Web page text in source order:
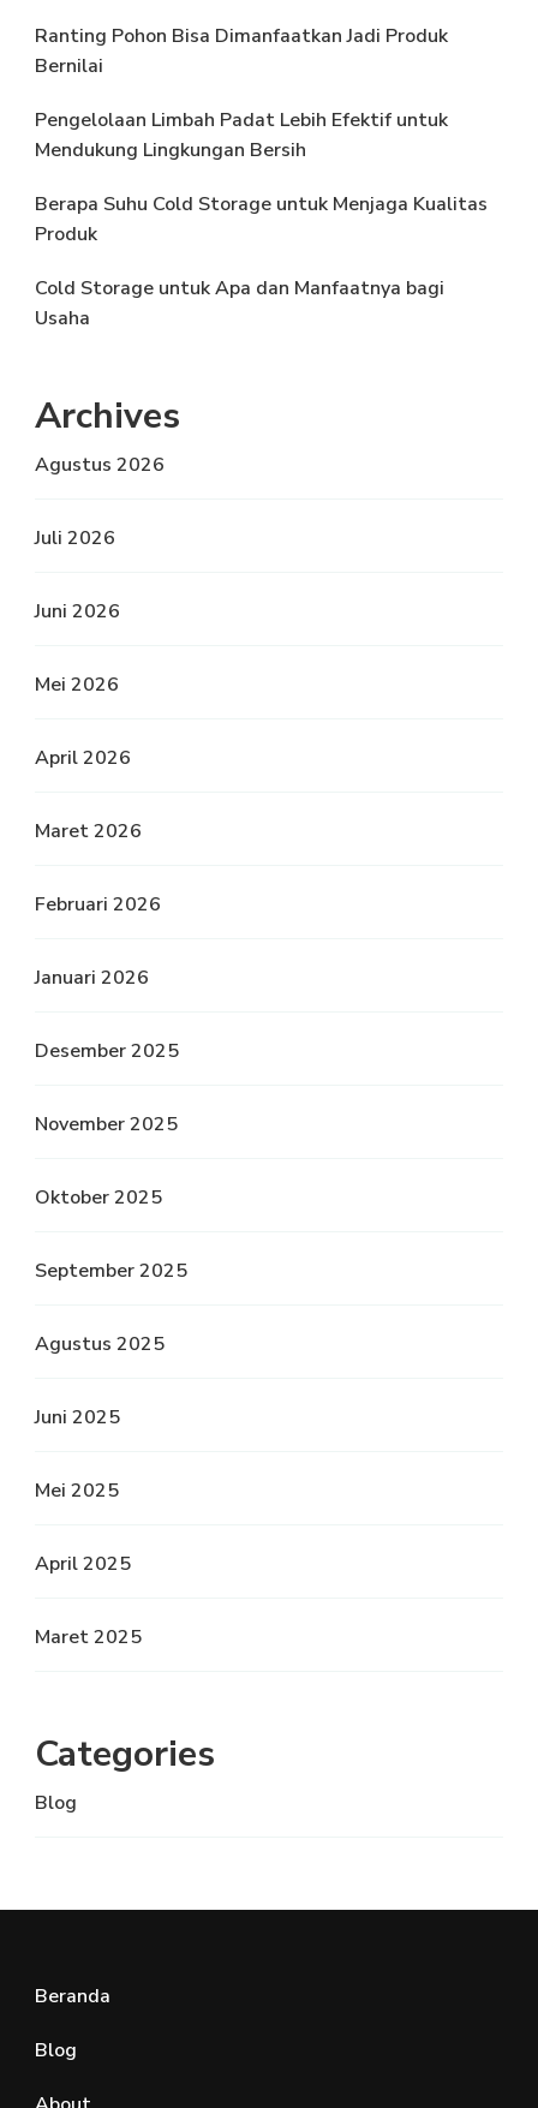
Ranting Pohon Bisa Dimanfaatkan Jadi Produk
Bernilai
Pengelolaan Limbah Padat Lebih Efektif untuk
Mendukung Lingkungan Bersih
Berapa Suhu Cold Storage untuk Menjaga Kualitas
Produk
Cold Storage untuk Apa dan Manfaatnya bagi
Usaha
Archives
Agustus 2026
Juli 2026
Juni 2026
Mei 2026
April 2026
Maret 2026
Februari 2026
Januari 2026
Desember 2025
November 2025
Oktober 2025
September 2025
Agustus 2025
Juni 2025
Mei 2025
April 2025
Maret 2025
Categories
Blog
Beranda
Blog